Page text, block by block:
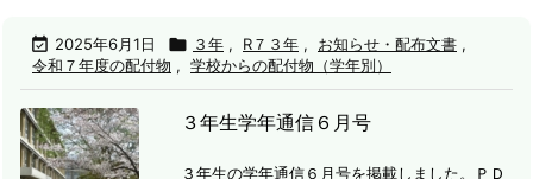
 2025年6月1日  ３年 , R７３年 , お知らせ・配布文書 ,
令和７年度の配付物 , 学校からの配付物（学年別）
３年生学年通信６月号
３年生の学年通信６月号を掲載しました。
ＰＤ